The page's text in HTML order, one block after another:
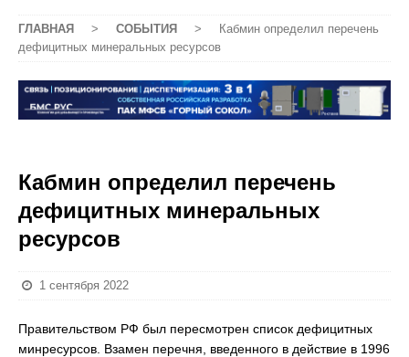
ГЛАВНАЯ > СОБЫТИЯ >
Кабмин определил перечень
дефицитных минеральных ресурсов
Кабмин определил перечень
дефицитных минеральных
ресурсов
1 сентября 2022
Правительством РФ был пересмотрен список дефицитных
минресурсов. Взамен перечня, введенного в действие в 1996